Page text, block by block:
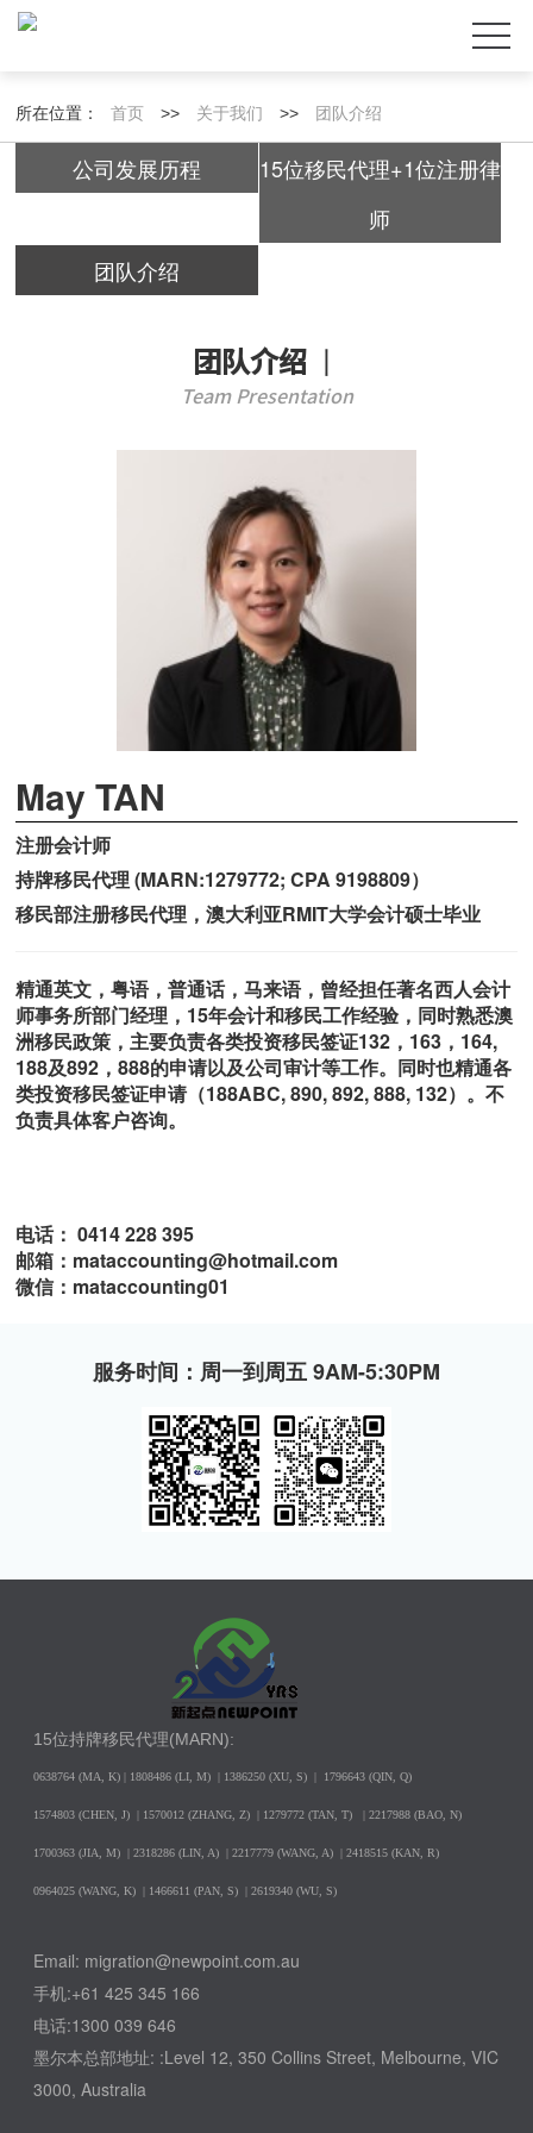
所在位置： 首页 >> 关于我们 >> 团队介绍
公司发展历程
15位移民代理+1位注册律
师
团队介绍
团队介绍 丨
Team Presentation
May TAN
注册会计师
持牌移民代理 (MARN:1279772; CPA 9198809）
移民部注册移民代理，澳大利亚RMIT大学会计硕士毕业
精通英文，粤语，普通话，马来语，曾经担任著名西人会计
师事务所部门经理，15年会计和移民工作经验，同时熟悉澳
洲移民政策，主要负责各类投资移民签证132，163，164,
188及892，888的申请以及公司审计等工作。同时也精通各
类投资移民签证申请（188ABC, 890, 892, 888, 132）。不
负责具体客户咨询。
电话： 0414 228 395
邮箱：mataccounting@hotmail.com
微信：mataccounting01
服务时间：周一到周五 9AM-5:30PM
15位持牌移民代理(MARN):
0638764 (MA, K) | 1808486 (LI, M) | 1386250(XU, S) | 1796643 (QIN, Q)
1574803 (CHEN, J) | 1570012 (ZHANG, Z) | 1279772 (TAN, T) | 2217988 (BAO, N)
1700363 (JIA, M) | 2318286 (LIN, A) | 2217779 (WANG, A) | 2418515 (KAN, R)
0964025 (WANG, K) | 1466611 (PAN, S) | 2619340 (WU, S)
Email: migration@newpoint.com.au
手机:+61 425 345 166
电话:1300 039 646
墨尔本总部地址: :Level 12, 350 Collins Street, Melbourne, VIC
3000, Australia